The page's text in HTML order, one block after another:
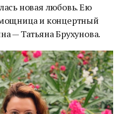
новая любовь. Ею
и концертный
— Татьяна Брухунова.